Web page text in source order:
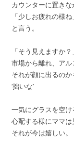
カウンターに置きな
「少しお疲れの様ね
と言う。
「そう見えますか？
市場から離れ、アル
それが顔に出るのか
‘拙いな’
一気にグラスを空け
心配する様にママは
それが今は嬉しい。